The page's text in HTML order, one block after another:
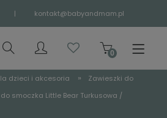
| kontakt@babyandmam.pl
dzieci i akcesoria »
Zawieszki do
smoczka Little Bear Turkusowa /